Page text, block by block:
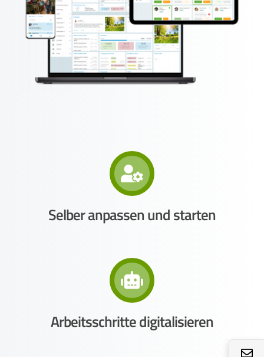
Selber anpassen und starten
Arbeitsschritte digitalisieren